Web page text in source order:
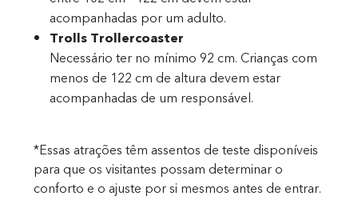
acompanhadas por um adulto.
Trolls Trollercoaster
Necessário ter no mínimo 92 cm. Crianças com
menos de 122 cm de altura devem estar
acompanhadas de um responsável.
*Essas atrações têm assentos de teste disponíveis
para que os visitantes possam determinar o
conforto e o ajuste por si mesmos antes de entrar.